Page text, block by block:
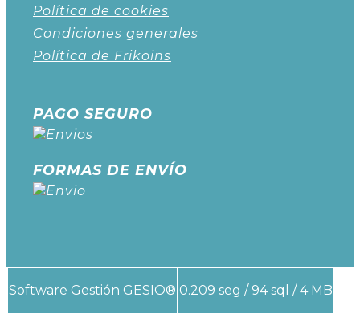
Política de cookies
Condiciones generales
Política de Frikoins
PAGO SEGURO
FORMAS DE ENVÍO
Software Gestión GESIO® 0.209 seg /94 sql / 4 MB